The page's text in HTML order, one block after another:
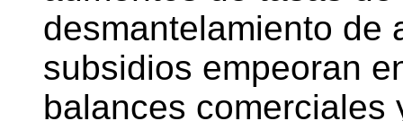
desmantelamiento de
subsidios empeoran
balances comerciales